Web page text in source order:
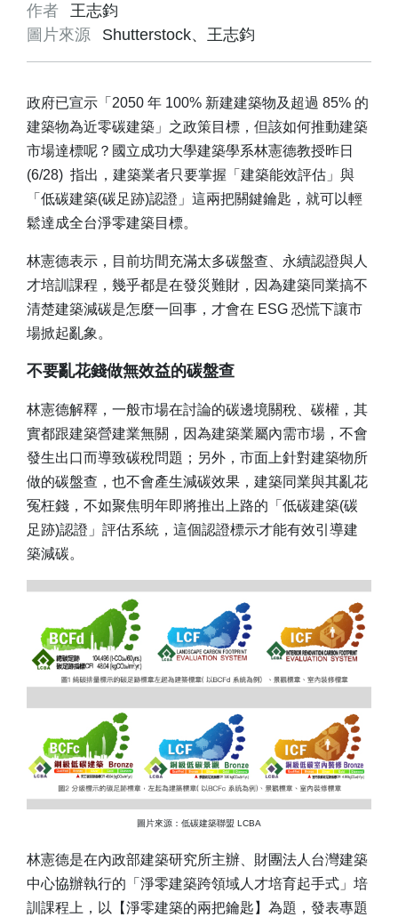
作者
王志鈞
圖片來源
Shutterstock、王志鈞
政府已宣示「2050 年 100% 新建建築物及超過 85% 的
建築物為近零碳建築」之政策目標，但該如何推動建築
市場達標呢？國立成功大學建築學系林憲德教授昨日
(6/28) 指出，建築業者只要掌握「建築能效評估」與
「低碳建築(碳足跡)認證」這兩把關鍵鑰匙，就可以輕
鬆達成全台淨零建築目標。
林憲德表示，目前坊間充滿太多碳盤查、永續認證與人
才培訓課程，幾乎都是在發災難財，因為建築同業搞不
清楚建築減碳是怎麼一回事，才會在 ESG 恐慌下讓市
場掀起亂象。
不要亂花錢做無效益的碳盤查
林憲德解釋，一般市場在討論的碳邊境關稅、碳權，其
實都跟建築營建業無關，因為建築業屬內需市場，不會
發生出口而導致碳稅問題；另外，市面上針對建築物所
做的碳盤查，也不會產生減碳效果，建築同業與其亂花
冤枉錢，不如聚焦明年即將推出上路的「低碳建築(碳
足跡)認證」評估系統，這個認證標示才能有效引導建
築減碳。
圖片來源：低碳建築聯盟 LCBA
林憲德是在內政部建築研究所主辦、財團法人台灣建築
中心協辦執行的「淨零建築跨領域人才培育起手式」培
訓課程上，以【淨零建築的兩把鑰匙】為題，發表專題